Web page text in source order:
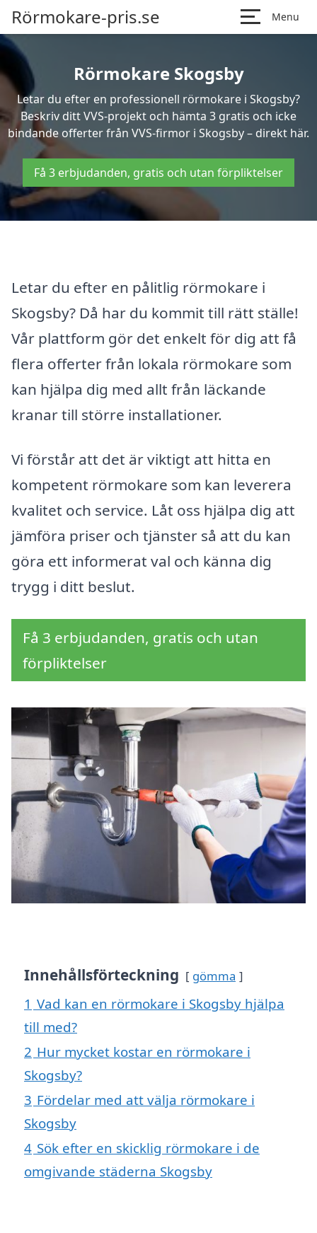
Rörmokare-pris.se Menu
Rörmokare Skogsby
Letar du efter en professionell rörmokare i Skogsby?
Beskriv ditt VVS-projekt och hämta 3 gratis och icke
bindande offerter från VVS-firmor i Skogsby – direkt här.
Få 3 erbjudanden, gratis och utan förpliktelser
Letar du efter en pålitlig rörmokare i
Skogsby? Då har du kommit till rätt ställe!
Vår plattform gör det enkelt för dig att få
flera offerter från lokala rörmokare som
kan hjälpa dig med allt från läckande
kranar till större installationer.
Vi förstår att det är viktigt att hitta en
kompetent rörmokare som kan leverera
kvalitet och service. Låt oss hjälpa dig att
jämföra priser och tjänster så att du kan
göra ett informerat val och känna dig
trygg i ditt beslut.
Få 3 erbjudanden, gratis och utan
förpliktelser
Innehållsförteckning gömma
1 Vad kan en rörmokare i Skogsby hjälpa
till med?
2 Hur mycket kostar en rörmokare i
Skogsby?
3 Fördelar med att välja rörmokare i
Skogsby
4 Sök efter en skicklig rörmokare i de
omgivande städerna Skogsby